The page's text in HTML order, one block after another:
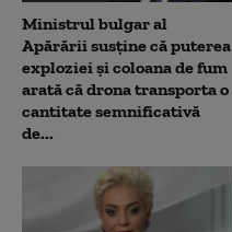
Ministrul bulgar al
Apărării susține că puterea
exploziei și coloana de fum
arată că drona transporta o
cantitate semnificativă
de...